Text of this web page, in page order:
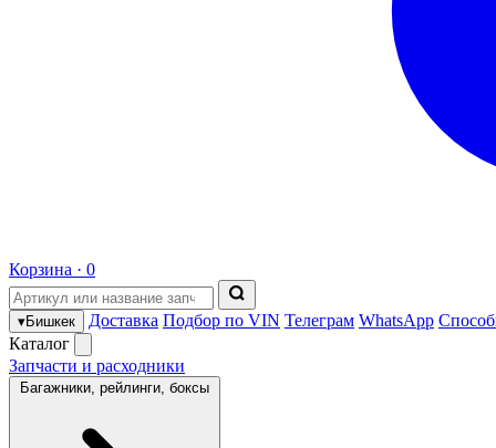
Корзина · 0
▾Бишкек Доставка Подбор по VIN Телеграм WhatsApp
Каталог
Запчасти и расходники
Багажники, рейлинги, боксы